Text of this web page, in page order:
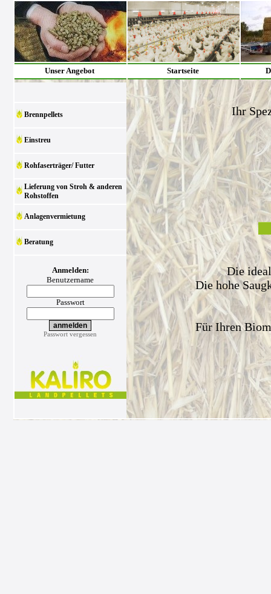
Unser Angebot Startseite
Brennpellets
Einstreu
Rohfaserträger/ Futter
Lieferung von Stroh & anderen
Rohstoffen
Anlagenvermietung
Beratung
Anmelden:
Benutzername
Passwort
Passwort vergessen
Ihr
Die
Die hohe
Für Ihren